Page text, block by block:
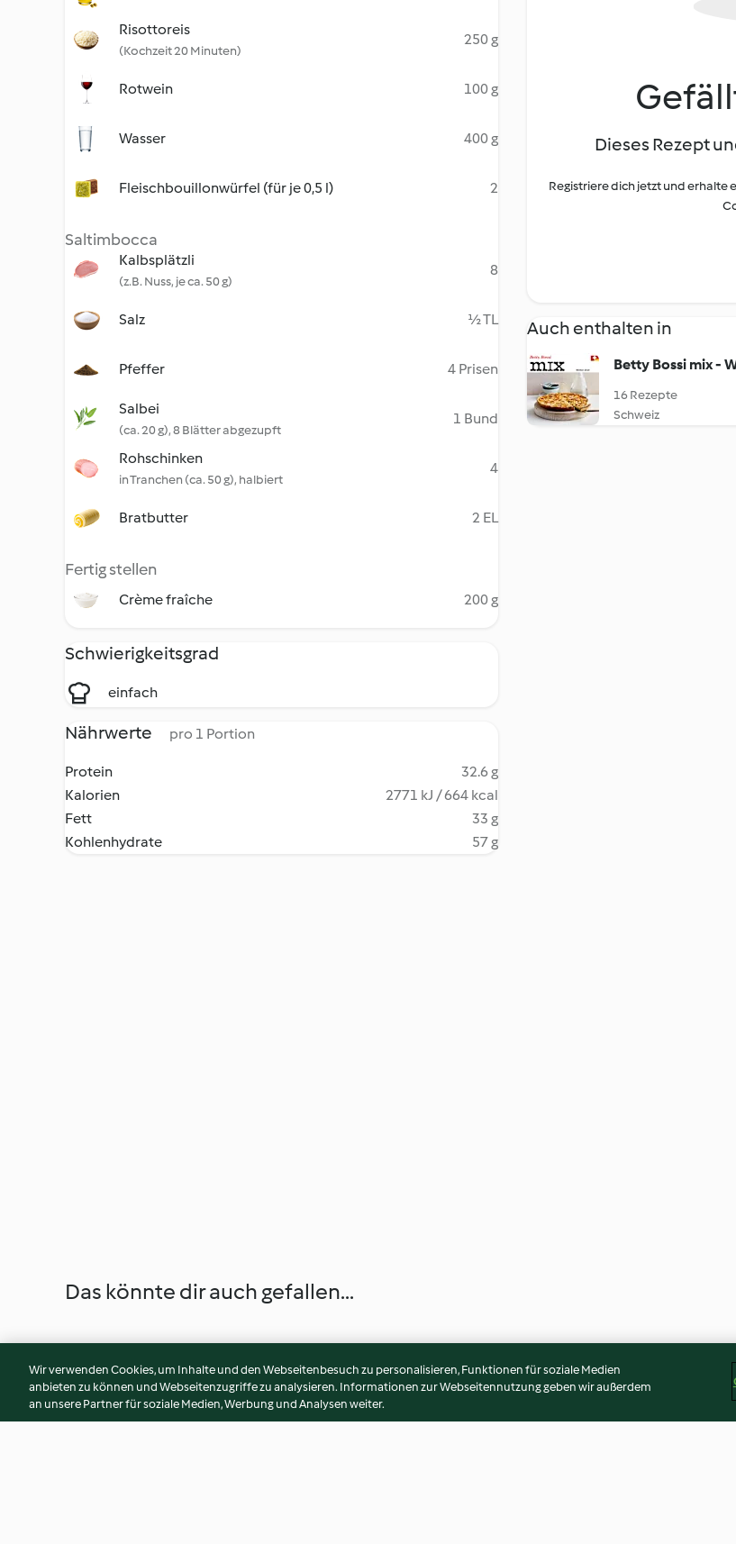
Risottoreis
(Kochzeit 20 Minuten)
250 g
Rotwein 100 g
Wasser 400 g
Fleischbouillonwürfel (für je 0,5 l) 2
Saltimbocca
Kalbsplätzli
(z.B. Nuss, je ca. 50 g)
8
Salz ½ TL
Pfeffer 4 Prisen
Salbei
(ca. 20 g), 8 Blätter abgezupft
1 Bund
Rohschinken
in Tranchen (ca. 50 g), halbiert
4
Bratbutter 2 EL
Fertig stellen
Crème fraîche 200 g
Schwierigkeitsgrad
einfach
Nährwerte pro 1 Portion
Protein
32.6 g
Kalorien
2771 kJ / 664 kcal
Fett
33 g
Kohlenhydrate
57 g
Dieses Rezept
Registriere dich jetzt und erhalte
Auch enthalten in
Betty Bossi mix -
16 Rezepte
Schweiz
Das könnte dir auch gefallen...
Wir verwenden Cookies, um Inhalte und den Webseitenbesuch zu personalisieren, Funktionen für soziale Medien
anbieten zu können und Webseitenzugriffe zu analysieren. Informationen zur Webseitennutzung geben wir außerdem
an unsere Partner für soziale Medien, Werbung und Analysen weiter.